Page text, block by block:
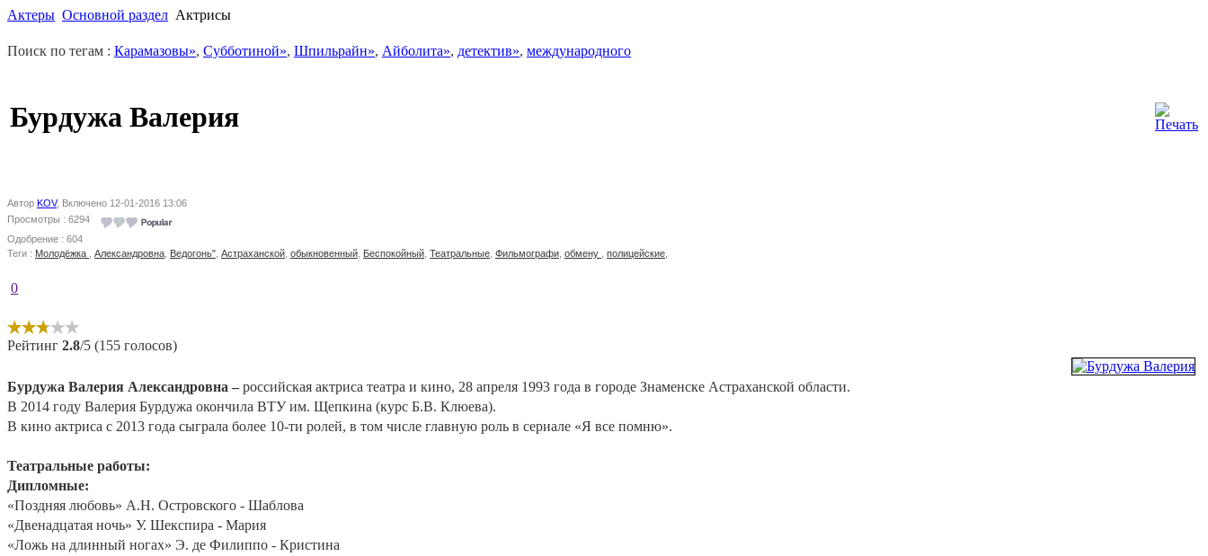
Актеры Основной раздел Актрисы
Поиск по тегам : Карамазовы», Субботиной», Шпильрайн», Айболита», детектив», международного
Бурдужа Валерия
Автор KOV, Включено 12-01-2016 13:06
Просмотры : 6294
Одобрение : 604
Теги : Молодёжка Александровна Ведогонь" Астраханской обыкновенный Беспокойный Театральные Фильмографи обмену полицейские
0
Рейтинг 2.8/5 (155 голосов)
Бурдужа Валерия Александровна – российская актриса театра и кино, 28 апреля 1993 года в городе Знаменске Астраханской области.
В 2014 году Валерия Бурдужа окончила ВТУ им. Щепкина (курс Б.В. Клюева).
В кино актриса с 2013 года сыграла более 10-ти ролей, в том числе главную роль в сериале «Я все помню».
Театральные работы:
Дипломные:
«Поздняя любовь» А.Н. Островского - Шаблова
«Двенадцатая ночь» У. Шекспира - Мария
«Ложь на длинный ногах» Э. де Филиппо - Кристина